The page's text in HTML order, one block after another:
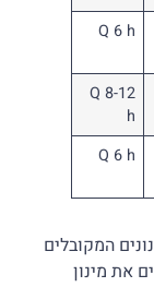
Q 6 h
Q 8-12
h
Q 6 h
המקובלים
את מינון